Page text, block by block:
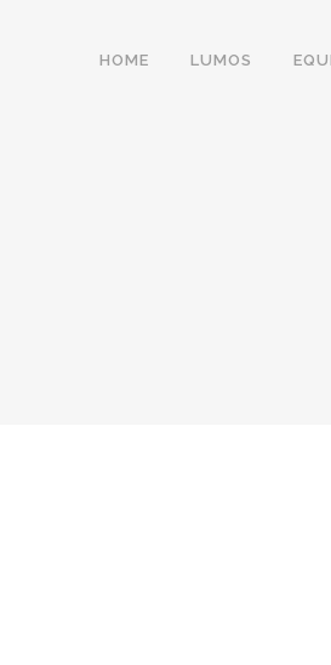
HOME LUMOS